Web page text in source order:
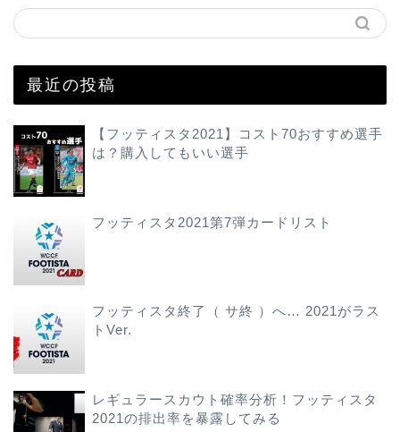
最近の投稿
【フッティスタ2021】コスト70おすすめ選手
は？購入してもいい選手
フッティスタ2021第7弾カードリスト
フッティスタ終了（ サ終 ）へ… 2021がラス
トVer.
レギュラースカウト確率分析！フッティスタ
2021の排出率を暴露してみる